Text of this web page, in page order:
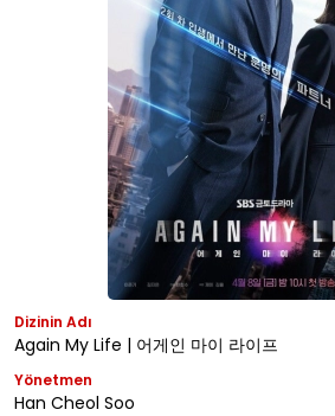
Dizinin Adı
Again My Life | 어게인 마이 라이프
Yönetmen
Han Cheol Soo